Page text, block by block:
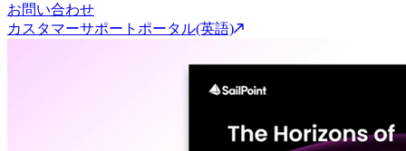
お問い合わせ
カスタマーサポートポータル(英語)